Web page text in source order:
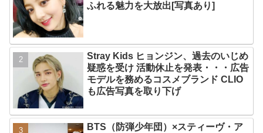
ふれる魅力を大放出[写真あり]
Stray Kids ヒョンジン、過去のいじめ
疑惑を受け 活動休止を発表・・・広告
モデルを務めるコスメブランド CLIO
も広告写真を取り下げ
BTS（防弾少年団）×スティーヴ・ア